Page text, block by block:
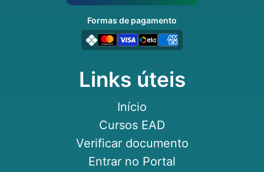
Links úteis
Início
Cursos EAD
Verificar documento
Entrar no Portal
Formas de pagamento